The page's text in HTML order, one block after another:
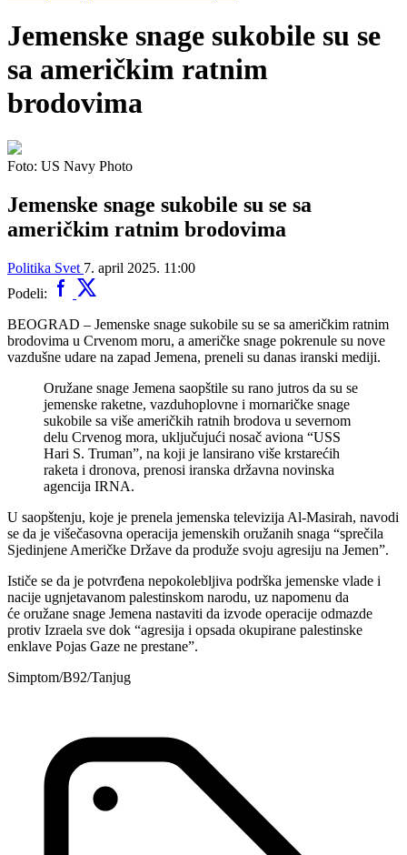
Jemenske snage sukobile su se
sa američkim ratnim
brodovima
Foto: US Navy Photo
Jemenske snage sukobile su se sa
američkim ratnim brodovima
Politika Svet 7. april 2025. 11:00
Podeli:
BEOGRAD – Jemenske snage sukobile su se sa američkim ratnim
brodovima u Crvenom moru, a američke snage pokrenule su nove
vazdušne udare na zapad Jemena, preneli su danas iranski mediji.
Oružane snage Jemena saopštile su rano jutros da su se
jemenske raketne, vazduhoplovne i mornaričke snage
sukobile sa više američkih ratnih brodova u severnom
delu Crvenog mora, uključujući nosač aviona “USS
Hari S. Truman”, na koji je lansirano više krstarećih
raketa i dronova, prenosi iranska državna novinska
agencija IRNA.
U saopštenju, koje je prenela jemenska televizija Al-Masirah, navodi
se da je višečasovna operacija jemenskih oružanih snaga “sprečila
Sjedinjene Američke Države da produže svoju agresiju na Jemen”.
Ističe se da je potvrđena nepokolebljiva podrška jemenske vlade i
nacije ugnjetavanom palestinskom narodu, uz napomenu da
će oružane snage Jemena nastaviti da izvode operacije odmazde
protiv Izraela sve dok “agresija i opsada okupirane palestinske
enklave Pojas Gaze ne prestane”.
Simptom/B92/Tanjug